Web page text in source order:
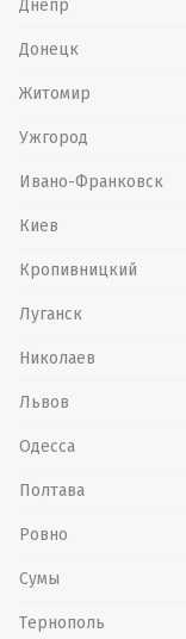
Днепр
Донецк
Житомир
Ужгород
Ивано-Франковск
Киев
Кропивницкий
Луганск
Николаев
Львов
Одесса
Полтава
Ровно
Сумы
Тернополь